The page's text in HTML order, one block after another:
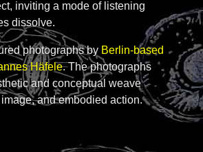
inviting a mode of listening
dissolve.
photographs by Berlin-based
Häfele. The photographs
and conceptual weave
and embodied action.